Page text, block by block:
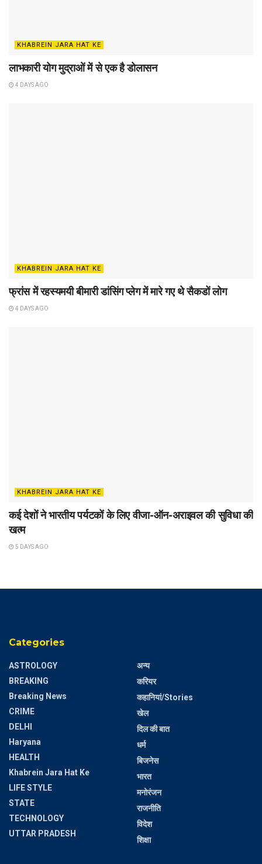
KHABREIN JARA HAT KE
लाभकारी योग मुद्राओं में से एक है डोलासन
4 DAYS AGO
KHABREIN JARA HAT KE
फ्रांस में रहस्यमयी बीमारी डांसिंग प्लेग में मारे गए थे सैकडों लोग
4 DAYS AGO
KHABREIN JARA HAT KE
कई देशों ने भारतीय पर्यटकों के लिए वीजा-ऑन-अराइवल की सुविधा की
खत्म
5 DAYS AGO
Categories
ASTROLOGY
BREAKING
Breaking News
CRIME
DELHI
Haryana
HEALTH
Khabrein Jara Hat Ke
LIFE STYLE
STATE
TECHNOLOGY
UTTAR PRADESH
अन्य
करियर
कहानियां/Stories
खेल
दिल की बात
धर्म
बिजनेस
भारत
मनोरंजन
राजनीति
विदेश
शिक्षा